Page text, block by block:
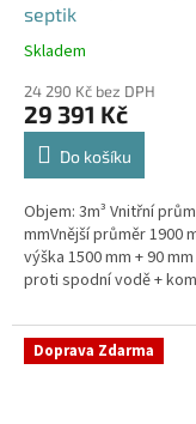
septik
Průměrné
produktu
je
4,4
hvězdiček.
Skladem
24 290 Kč bez DPH
29 391 Kč
Do košíku
Objem: 3m³ Vnitřní
mmVnější průměr 1900
výška 1500 mm + 90
proti spodní vodě +
septik vhodný do míst s
vysokou...
Doprava Zdarma